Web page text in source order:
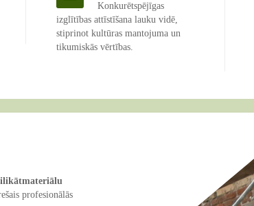
Konkurētspējīgas
izglītības attīstīšana lauku vidē,
stiprinot kultūras mantojuma un
tikumiskās vērtības.
profesionālās